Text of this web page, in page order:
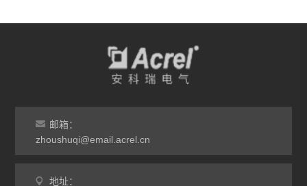
邮箱：
zhoushuqi@email.acrel.cn
地址：